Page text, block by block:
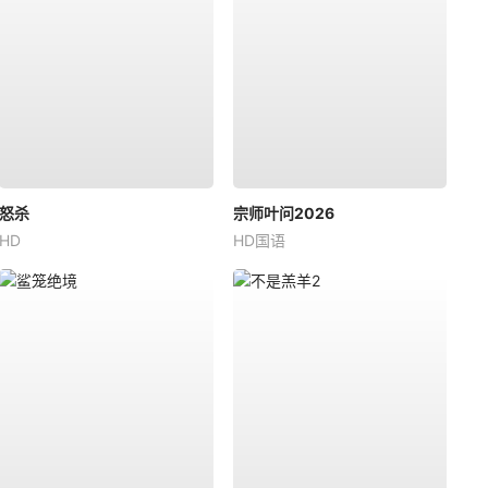
怒杀
HD
宗师叶问2026
HD国语